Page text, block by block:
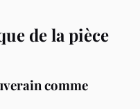
de la pièce
comme